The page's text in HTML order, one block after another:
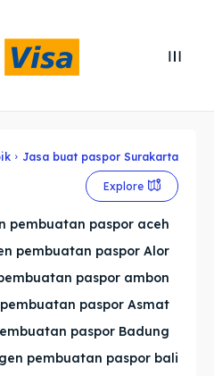
Cari
Cari
destinations
destinations
Jasa buat paspor Surakarta
Explore
pembuatan paspor aceh
pembuatan paspor Alor
paspor ambon
paspor Asmat
paspor Badung
pembuatan paspor bali